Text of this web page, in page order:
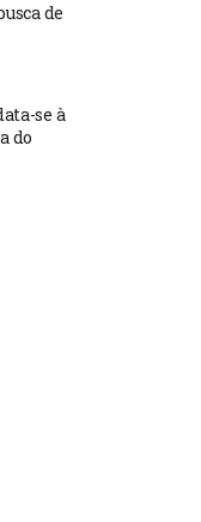
de
se à
do